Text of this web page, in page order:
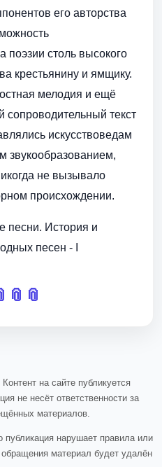
его авторства
поэзии столь высокого
крестьянину и ямщику.
мелодия и ещё
сопроводительный текст
искусствоведам
звукообразованием,
не вызывало
происхождении.
песни. История и
песен - I
📎 📎
Контент на сайте публикуется
не несёт ответственности за
материалов.
публикация нарушает правила или
материал будет удалён